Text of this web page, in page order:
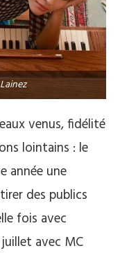
venus, fidélité
lointains : le
année une
des publics
fois avec
avec MC